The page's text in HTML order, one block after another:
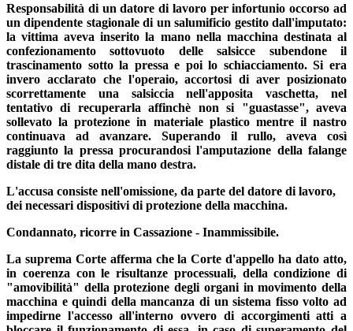
Responsabilità di un datore di lavoro per infortunio occorso ad
un dipendente stagionale di un salumificio gestito dall'imputato:
la vittima aveva inserito la mano nella macchina destinata al
confezionamento sottovuoto delle salsicce subendone il
trascinamento sotto la pressa e poi lo schiacciamento. Si era
invero acclarato che l'operaio, accortosi di aver posizionato
scorrettamente una salsiccia nell'apposita vaschetta, nel
tentativo di recuperarla affinchè non si "guastasse", aveva
sollevato la protezione in materiale plastico mentre il nastro
continuava ad avanzare. Superando il rullo, aveva così
raggiunto la pressa procurandosi l'amputazione della falange
distale di tre dita della mano destra.
L'accusa consiste nell'omissione, da parte del datore di lavoro,
dei necessari dispositivi di protezione della macchina.
Condannato, ricorre in Cassazione - Inammissibile.
La suprema Corte afferma che la Corte d'appello ha dato atto,
in coerenza con le risultanze processuali, della condizione di
"amovibilità" della protezione degli organi in movimento della
macchina e quindi della mancanza di un sistema fisso volto ad
impedirne l'accesso all'interno ovvero di accorgimenti atti a